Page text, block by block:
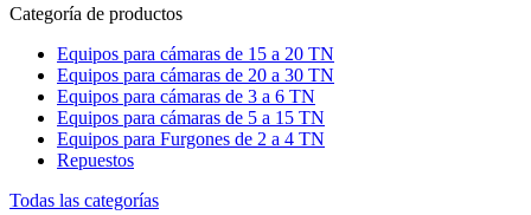
Categoría de productos
Equipos para cámaras de 15 a 20 TN
Equipos para cámaras de 20 a 30 TN
Equipos para cámaras de 3 a 6 TN
Equipos para cámaras de 5 a 15 TN
Equipos para Furgones de 2 a 4 TN
Repuestos
Todas las categorías